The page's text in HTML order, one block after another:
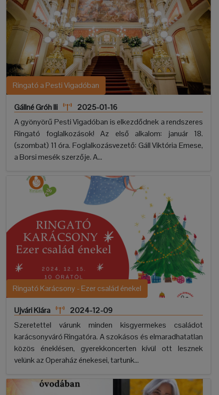
Ringató a Pesti Vigadóban
Gállné Gróh Ili
2025-01-16
A gyönyörű Pesti Vigadóban is elkezdődnek a rendszeres
Ringató foglalkozások! Az első alkalom: január 18.
(szombat) 11 óra. Foglalkozásvezető: Gáll Viktória Emese,
a Borsi mesék szerzője. A...
Ringató Karácsony - Ezer család énekel
Ujvári Klára
2024-12-09
Szeretettel várunk minden kisgyermekes családot
karácsonyváró Ringatóra. A szokásos és elmaradhatatlan
közös éneklésen, gyerekkoncerten kívül ott lesznek
velünk az Operaház énekesei, tartunk...